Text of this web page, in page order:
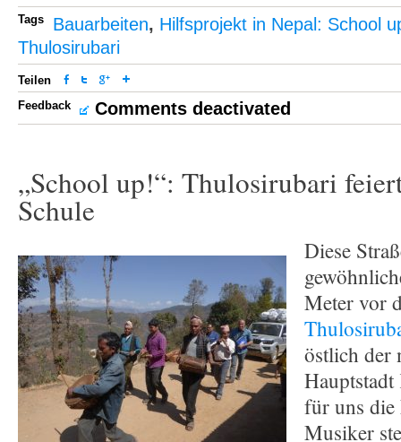
Tags Bauarbeiten, Hilfsprojekt in Nepal: School
Thulosirubari
Teilen
Feedback
Comments deactivated
„School up!“: Thulosirubari
Schule
Diese
Meter vor
östlich der
für uns die
Musiker